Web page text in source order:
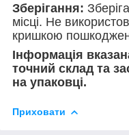
Зберігання:
місці. Не
кришкою
Інформація
точний склад та
на упаковці.
Приховати